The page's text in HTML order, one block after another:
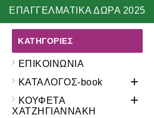
ΕΠΑΓΓΕΛΜΑΤΙΚΑ ΔΩΡΑ 2025
Αρχική ΓΑΜΟΣ-ΒΑΠΤΙΣΗ
ΚΑΤΗΓΟΡΊΕΣ
ΕΠΙΚΟΙΝΩΝΙΑ
ΚΑΤΑΛΟΓΟΣ-book
+
ΚΟΥΦΕΤΑ
ΧΑΤΖΗΓΙΑΝΝΑΚΗ
+